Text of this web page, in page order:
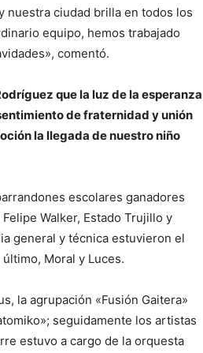
nuestra ciudad brilla en todos los
equipo, hemos trabajado
comentó.
que la luz de la esperanza
de fraternidad y unión
la llegada de nuestro niño
escolares ganadores
Walker, Estado Trujillo y
general y técnica estuvieron el
Moral y Luces.
la agrupación «Fusión Gaitera»
seguidamente los artistas
estuvo a cargo de la orquesta